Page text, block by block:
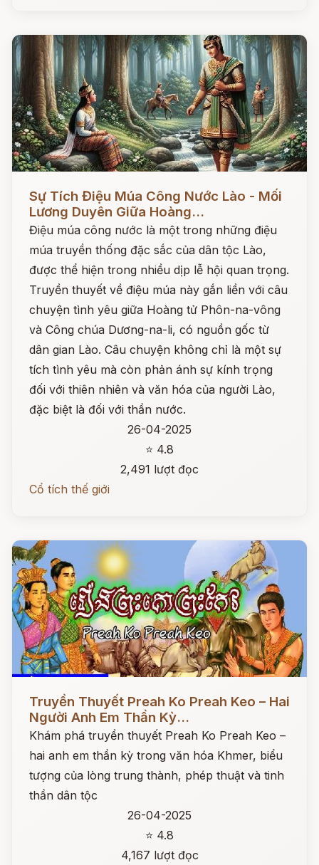
Sự Tích Điệu Múa Công Nước Lào - Mối
Lương Duyên Giữa Hoàng...
Điệu múa công nước là một trong những điệu
múa truyền thống đặc sắc của dân tộc Lào,
được thể hiện trong nhiều dịp lễ hội quan trọng.
Truyền thuyết về điệu múa này gắn liền với câu
chuyện tình yêu giữa Hoàng tử Phôn-na-vông
và Công chúa Dương-na-li, có nguồn gốc từ
dân gian Lào. Câu chuyện không chỉ là một sự
tích tình yêu mà còn phản ánh sự kính trọng
đối với thiên nhiên và văn hóa của người Lào,
đặc biệt là đối với thần nước.
26-04-2025
⭐ 4.8
2,491 lượt đọc
Cổ tích thế giới
Đọc ngay
Truyền Thuyết Preah Ko Preah Keo – Hai
Người Anh Em Thần Kỳ...
Khám phá truyền thuyết Preah Ko Preah Keo –
hai anh em thần kỳ trong văn hóa Khmer, biểu
tượng của lòng trung thành, phép thuật và tinh
thần dân tộc
26-04-2025
⭐ 4.8
4,167 lượt đọc